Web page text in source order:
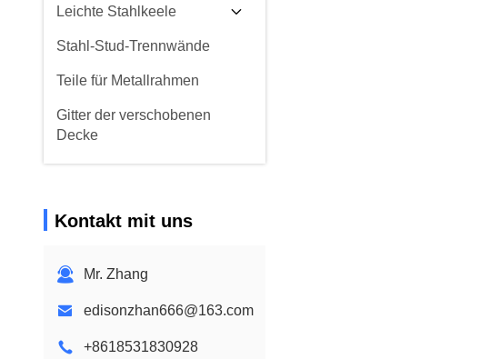
Leichte Stahlkeele
Stahl-Stud-Trennwände
Teile für Metallrahmen
Gitter der verschobenen
Decke
Kontakt mit uns
Mr. Zhang
edisonzhan666@163.com
+8618531830928